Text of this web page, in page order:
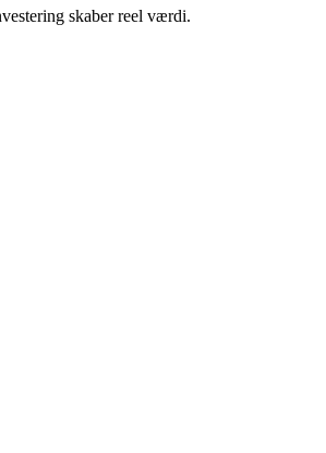
skaber reel værdi.